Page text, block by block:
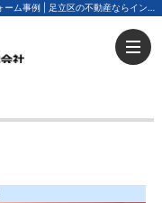
内装工事 壁紙張替 マンション RC造マンションのリフォーム事例 | 足立区の不動産ならインターナショナル岩田企画